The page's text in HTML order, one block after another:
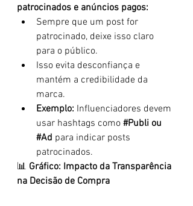
patrocinados e anúncios pagos:
Sempre que um post for
patrocinado, deixe isso claro
para o público.
Isso evita desconfiança e
mantém a credibilidade da
marca.
Exemplo: Influenciadores devem
usar hashtags como #Publi ou
#Ad para indicar posts
patrocinados.
📊 Gráfico: Impacto da Transparência
na Decisão de Compra